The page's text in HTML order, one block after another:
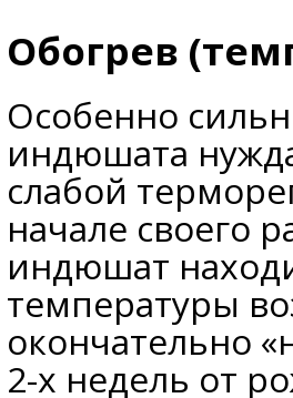
Обогрев
Особенно
индюшата
слабой
начале своего
индюшат
температуры
окончательно
2-х недель от